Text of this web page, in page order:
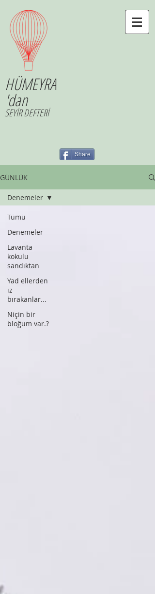
HÜMEYRA
'dan
SEYİR DEFTERİ
Share
GÜNLÜK
Tümü
Denemeler
Lavanta
kokulu
sandıktan
Yad ellerden
iz
bırakanlar...
Niçin bir
bloğum var.?
Denemeler